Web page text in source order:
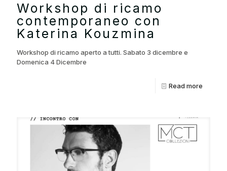
Workshop di ricamo
contemporaneo con
Katerina Kouzmina
Workshop di ricamo aperto a tutti. Sabato 3 dicembre e
Domenica 4 Dicembre
Read more